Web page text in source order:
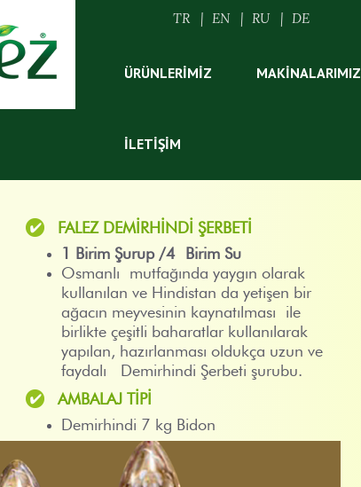
TR | EN | RU | DE
ÜRÜNLERİMİZ MAKİNALARIMIZ
İLETIŞIM
FALEZ DEMIRHINDI ŞERBETI
1 Birim Şurup /4 Birim Su
Osmanlı mutfağında yaygın olarak
kullanılan ve Hindistan da yetişen bir
ağacın meyvesinin kaynatılması ile
birlikte çeşitli baharatlar kullanılarak
yapılan, hazırlanması oldukça uzun ve
faydalı Demirhindi Şerbeti şurubu.
AMBALAJ TIPI
Demirhindi 7 kg Bidon